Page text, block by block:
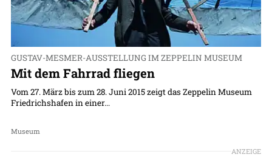
GUSTAV-MESMER-AUSSTELLUNG IM ZEPPELIN MUSEUM
Mit dem Fahrrad fliegen
Vom 27. März bis zum 28. Juni 2015 zeigt das Zeppelin Museum
Friedrichshafen in einer...
Museum
ANZEIGE